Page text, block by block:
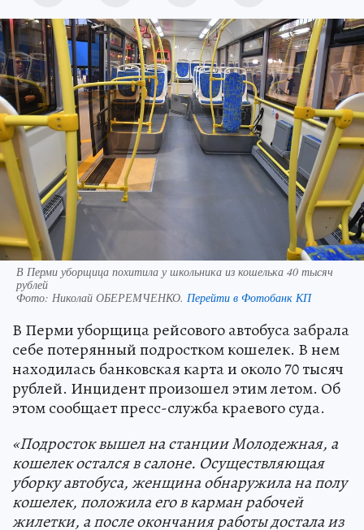
В Перми уборщица похитила у школьника из кошелька 40 тысяч
рублей
Фото: Николай ОБЕРЕМЧЕНКО. Перейти в Фотобанк КП
В Перми уборщица рейсового автобуса забрала
себе потерянный подростком кошелек. В нем
находилась банковская карта и около 70 тысяч
рублей. Инцидент произошел этим летом. Об
этом сообщает пресс-служба краевого суда.
«Подросток вышел на станции Молодежная, а
кошелек остался в салоне. Осуществляющая
уборку автобуса, женщина обнаружила на полу
кошелек, положила его в карман рабочей
жилетки, а после окончания работы достала из